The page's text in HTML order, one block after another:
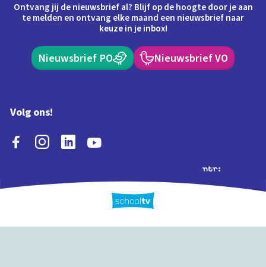
Ontvang jij de nieuwsbrief al? Blijf op de hoogte door je aan
te melden en ontvang elke maand een nieuwsbrief naar
keuze in je inbox!
Nieuwsbrief PO Nieuwsbrief VO
Volg ons!